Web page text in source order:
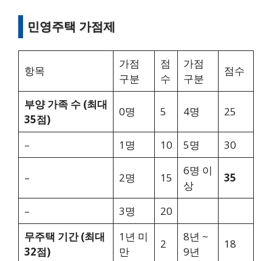
민영주택 가점제
항목
가점
구분
점
수
가점
구분
점수
부양 가족 수 (최대
35점)
0명 5 4명 25
– 1명 10 5명 30
– 2명 15
6명 이
상
35
– 3명
20
무주택 기간 (최대
32점)
1년 미
만
2
8년 ~
9년
18